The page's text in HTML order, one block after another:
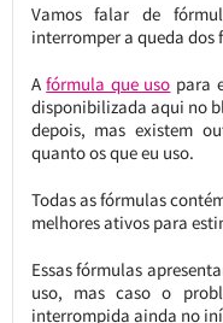
Vamos falar de
interromper a queda dos
Afórmula que uso para
disponibilizada aqui no
depois, mas existem
quanto os que eu uso.
Todas as fórmulas
melhores ativos para
Essas fórmulas
uso, mas caso o
interrompida ainda no